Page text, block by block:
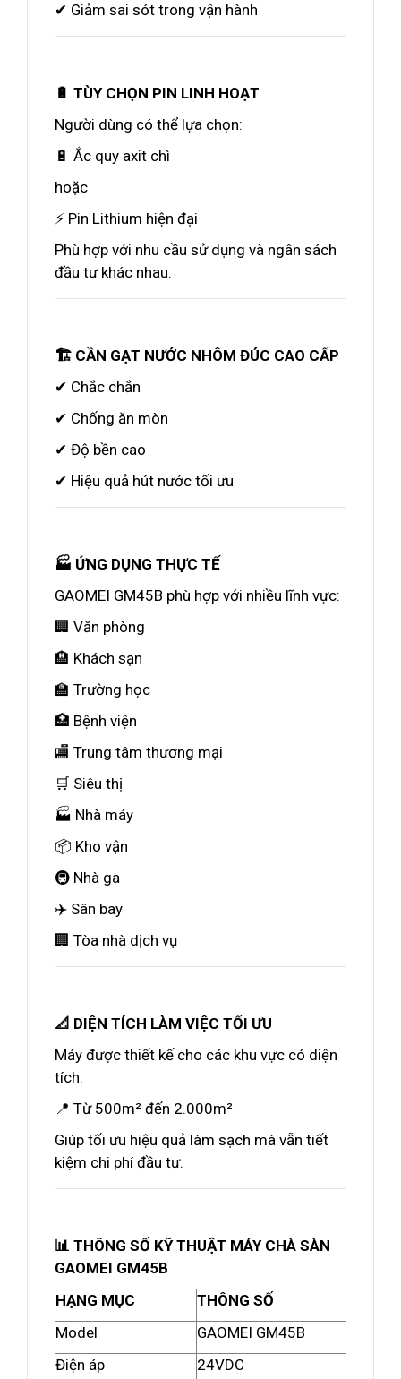
✔ Giảm sai sót trong vận hành
🔋 TÙY CHỌN PIN LINH HOẠT
Người dùng có thể lựa chọn:
🔋 Ắc quy axit chì
hoặc
⚡ Pin Lithium hiện đại
Phù hợp với nhu cầu sử dụng và ngân sách
đầu tư khác nhau.
🏗️ CẦN GẠT NƯỚC NHÔM ĐÚC CAO CẤP
✔ Chắc chắn
✔ Chống ăn mòn
✔ Độ bền cao
✔ Hiệu quả hút nước tối ưu
🏭 ỨNG DỤNG THỰC TẾ
GAOMEI GM45B phù hợp với nhiều lĩnh vực:
🏢 Văn phòng
🏨 Khách sạn
🏫 Trường học
🏥 Bệnh viện
🏬 Trung tâm thương mại
🛒 Siêu thị
🏭 Nhà máy
📦 Kho vận
🚇 Nhà ga
✈️ Sân bay
🏢 Tòa nhà dịch vụ
📐 DIỆN TÍCH LÀM VIỆC TỐI ƯU
Máy được thiết kế cho các khu vực có diện
tích:
📍 Từ 500m² đến 2.000m²
Giúp tối ưu hiệu quả làm sạch mà vẫn tiết
kiệm chi phí đầu tư.
📊 THÔNG SỐ KỸ THUẬT MÁY CHÀ SÀN
GAOMEI GM45B
HẠNG MỤC
THÔNG SỐ
Model
GAOMEI GM45B
Điện áp
24VDC